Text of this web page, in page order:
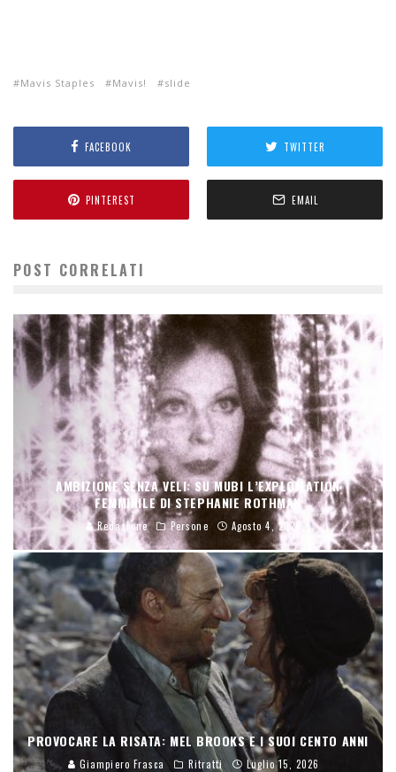
Mavis Staples Mavis! slide
FACEBOOK TWITTER
PINTEREST EMAIL
POST CORRELATI
AMBIZIONE SENZA VELI: SU MUBI L’EXPLOITATION
FEMMINILE DI STEPHANIE ROTHMAN
Redazione Persone Agosto 4, 2026
PROVOCARE LA RISATA: MEL BROOKS E I SUOI CENTO ANNI
Giampiero Frasca Ritratti Luglio 15, 2026